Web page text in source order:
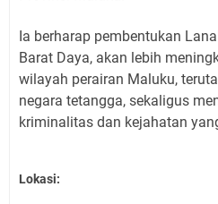
Ia berharap pembentukan
Barat Daya, akan lebih
wilayah perairan Maluku,
negara tetangga, sekaligus
kriminalitas dan kejahatan
Lokasi: